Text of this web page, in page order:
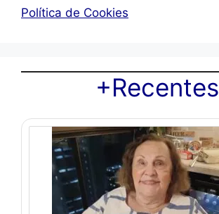
Política de Cookies
+Recentes